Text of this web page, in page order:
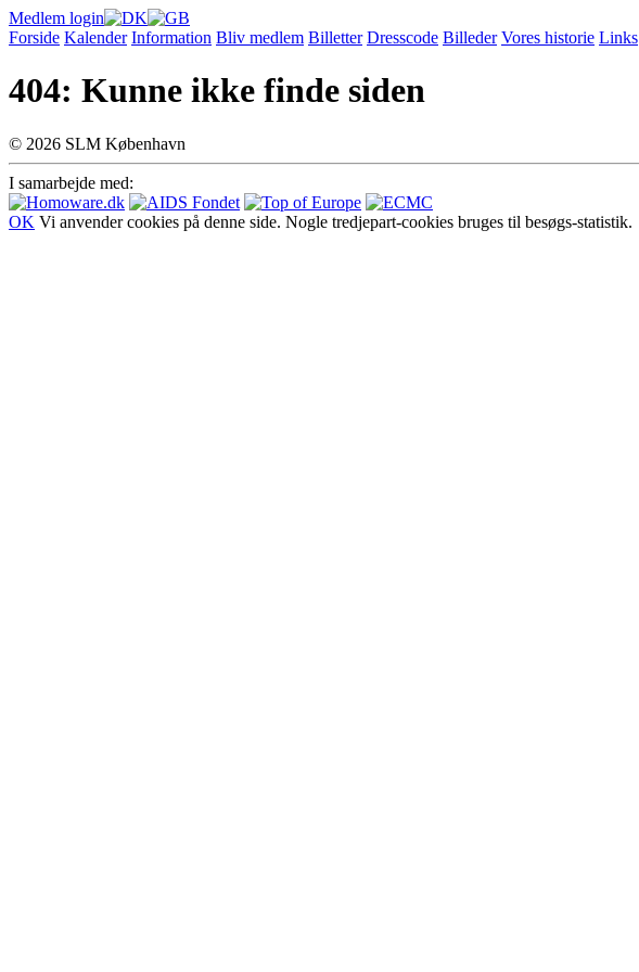
Medlem login
Forside Kalender Information Bliv medlem Billetter Dresscode Billeder Vores historie Links
404: Kunne ikke finde siden
© 2026 SLM København
I samarbejde med:
OK Vi anvender cookies på denne side. Nogle tredjepart-cookies bruges til besøgs-statistik.